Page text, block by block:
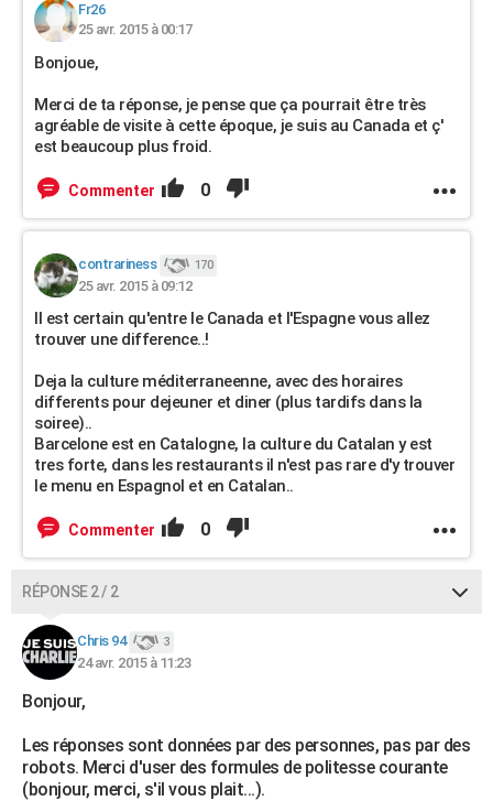
Fr26
25 avr. 2015 à 00:17
Bonjoue,
Merci de ta réponse, je pense que ça pourrait être très
agréable de visite à cette époque, je suis au Canada et ç'
est beaucoup plus froid.
Commenter 0
contrariness 170
25 avr. 2015 à 09:12
Il est certain qu'entre le Canada et l'Espagne vous allez
trouver une difference..!
Deja la culture méditerraneenne, avec des horaires
differents pour dejeuner et diner (plus tardifs dans la
soiree)..
Barcelone est en Catalogne, la culture du Catalan y est
tres forte, dans les restaurants il n'est pas rare d'y trouver
le menu en Espagnol et en Catalan..
Commenter 0
RÉPONSE 2 / 2
Chris 94 3
24 avr. 2015 à 11:23
Bonjour,
Les réponses sont données par des personnes, pas par des
robots. Merci d'user des formules de politesse courante
(bonjour, merci, s'il vous plait...).